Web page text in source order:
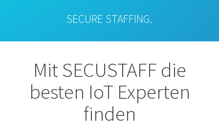
SECURE STAFFING.
Mit SECUSTAFF die
besten IoT Experten
finden